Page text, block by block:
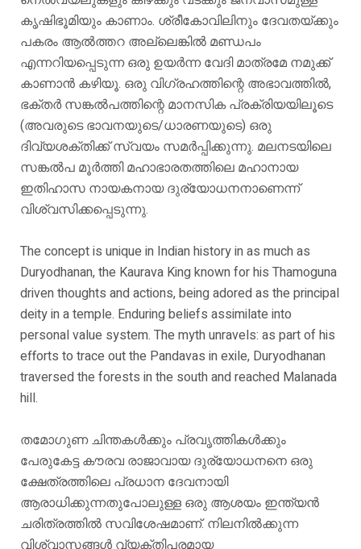
കൃഷിഭൂമിയും കാണാം. ശ്രീകോവിലിനും ദേവതയ്ക്കും
പകരം ആൽത്തറ അല്ലെങ്കിൽ മണ്ഡപം
എന്നറിയപ്പെടുന്ന ഒരു ഉയർന്ന വേദി മാത്രമേ നമുക്ക്
കാണാൻ കഴിയൂ. ഒരു വിഗ്രഹത്തിന്റെ അഭാവത്തിൽ,
ഭക്തർ സങ്കൽപത്തിന്റെ മാനസിക പ്രക്രിയയിലൂടെ
(അവരുടെ ഭാവനയുടെ/ധാരണയുടെ) ഒരു
ദിവ്യശക്തിക്ക് സ്വയം സമർപ്പിക്കുന്നു. മലനടയിലെ
സങ്കൽപ മൂർത്തി മഹാഭാരതത്തിലെ മഹാനായ
ഇതിഹാസ നായകനായ ദുര്യോധനനാണെന്ന്
വിശ്വസിക്കപ്പെടുന്നു.
The concept is unique in Indian history in as much as
Duryodhanan, the Kaurava King known for his Thamoguna
driven thoughts and actions, being adored as the principal
deity in a temple. Enduring beliefs assimilate into
personal value system. The myth unravels: as part of his
efforts to trace out the Pandavas in exile, Duryodhanan
traversed the forests in the south and reached Malanada
hill.
തമോഗുണ ചിന്തകൾക്കും പ്രവൃത്തികൾക്കും
പേരുകേട്ട കൗരവ രാജാവായ ദുര്യോധനനെ ഒരു
ക്ഷേത്രത്തിലെ പ്രധാന ദേവനായി
ആരാധിക്കുന്നതുപോലുള്ള ഒരു ആശയം ഇന്ത്യൻ
ചരിത്രത്തിൽ സവിശേഷമാണ്. നിലനിൽക്കുന്ന
വിശ്വാസങ്ങൾ വ്യക്തിപരമായ